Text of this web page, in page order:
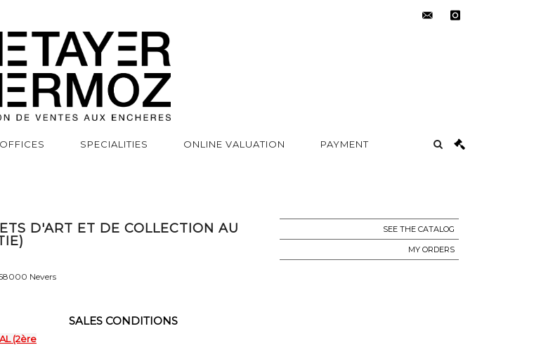
SPECIALITIES ONLINE VALUATION PAYMENT
D'ART ET DE COLLECTION AU
Nevers
SEE THE CATALOG
MY ORDERS
(2ère
SALES CONDITIONS